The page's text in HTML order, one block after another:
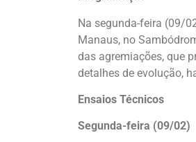
Na segunda-feira (09/
Manaus, no
das agremiações, que
detalhes de evolução,
Ensaios Técnicos
Segunda-feira (09/02)